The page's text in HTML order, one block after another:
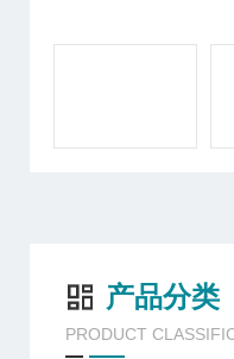
产品分类
PRODUCT